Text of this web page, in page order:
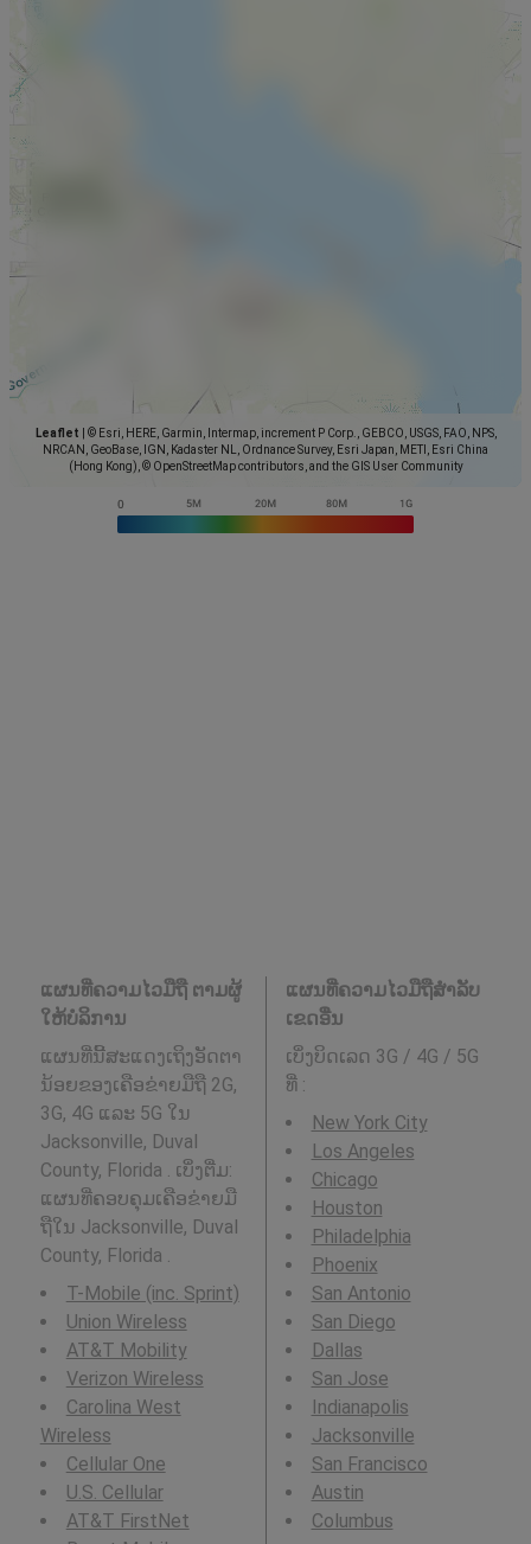
Leaflet
© Esri, HERE, Garmin, Intermap, increment P Corp., GEBCO, USGS, FAO, NPS,
NRCAN, GeoBase, IGN, Kadaster NL, Ordnance Survey, Esri Japan, METI, Esri China
(Hong Kong), © OpenStreetMap contributors, and the GIS User Community
ແຜນທີ່ຄວາມໄວມືຖື ຕາມຜູ້
ໃຫ້ບໍລິການ
ແຜນທີ່ນີ້ສະແດງເຖິງອັດຕາ
ນ້ອຍຂອງເຄືອຂ່າຍມືຖື 2G,
3G, 4G ແລະ 5G ໃນ
Jacksonville, Duval
County, Florida . ເບິ່ງຕື່ມ:
ແຜນທີ່ຄອບຄຸມເຄືອຂ່າຍມື
ຖືໃນ Jacksonville, Duval
County, Florida .
T-Mobile (inc. Sprint)
Union Wireless
AT&T Mobility
Verizon Wireless
Carolina West
Wireless
Cellular One
U.S. Cellular
AT&T FirstNet
ແຜນທີ່ຄວາມໄວມືຖືສໍາລັບ
ເຂດອື່ນ
ເບິ່ງບິດເລດ 3G / 4G / 5G
ທີ່ :
New York City
Los Angeles
Chicago
Houston
Philadelphia
Phoenix
San Antonio
San Diego
Dallas
San Jose
Indianapolis
Jacksonville
San Francisco
Austin
Columbus